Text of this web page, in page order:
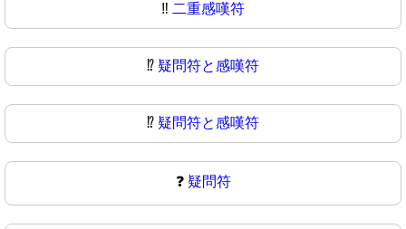
‼ 二重感嘆符
⁉️ 疑問符と感嘆符
⁉ 疑問符と感嘆符
❓ 疑問符